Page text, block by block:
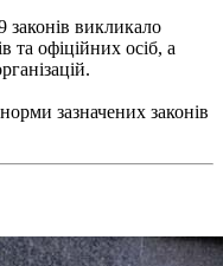
законів викликало
та офіційних осіб, а
зазначених законів